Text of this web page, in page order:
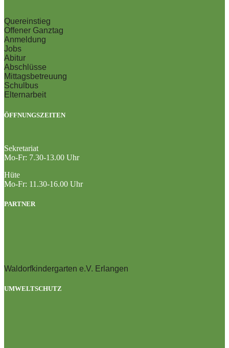
Quereinstieg
Offener Ganztag
Anmeldung
Jobs
Abitur
Abschlüsse
Mittagsbetreuung
Schulbus
Elternarbeit
ÖFFNUNGSZEITEN
Sekretariat
Mo-Fr: 7.30-13.00 Uhr
Hüte
Mo-Fr: 11.30-16.00 Uhr
PARTNER
Waldorfkindergarten e.V. Erlangen
UMWELTSCHUTZ